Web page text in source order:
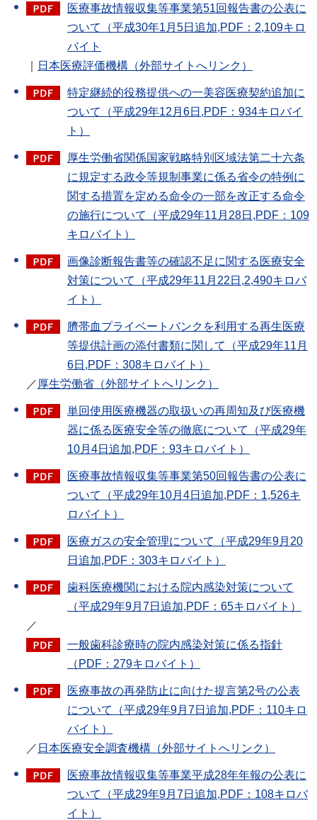
医療事故情報収集等事業第51回報告書の公表に
ついて（平成30年1月5日追加,PDF：2,109キロ
バイト
日本医療評価機構（外部サイトへリンク）
特定継続的役務提供への一美容医療契約追加に
ついて（平成29年12月6日,PDF：934キロバイ
ト）
厚生労働省関係国家戦略特別区域法第二十六条
に規定する政令等規制事業に係る省令の特例に
関する措置を定める命令の一部を改正する命令
の施行について（平成29年11月28日,PDF：109
キロバイト）
画像診断報告書等の確認不足に関する医療安全
対策について（平成29年11月22日,2,490キロバ
イト）
臍帯血プライベートバンクを利用する再生医療
等提供計画の添付書類に関して（平成29年11月
6日,PDF：308キロバイト）
／ 厚生労働省（外部サイトへリンク）
単回使用医療機器の取扱いの再周知及び医療機
器に係る医療安全等の徹底について（平成29年
10月4日追加,PDF：93キロバイト）
医療事故情報収集等事業第50回報告書の公表に
ついて（平成29年10月4日追加,PDF：1,526キ
ロバイト）
医療ガスの安全管理について（平成29年9月20
日追加,PDF：303キロバイト）
歯科医療機関における院内感染対策について
（平成29年9月7日追加,PDF：65キロバイト）
／
一般歯科診療時の院内感染対策に係る指針
（PDF：279キロバイト）
医療事故の再発防止に向けた提言第2号の公表
について（平成29年9月7日追加,PDF：110キロ
バイト）
／ 日本医療安全調査機構（外部サイトへリンク）
医療事故情報収集等事業平成28年年報の公表に
ついて（平成29年9月7日追加,PDF：108キロバ
イト）